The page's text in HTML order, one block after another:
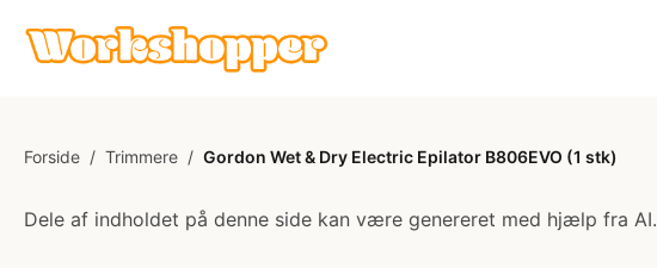
Forside / Trimmere / Gordon Wet & Dry Electric Epilator B806EVO (1 stk)
Dele af indholdet på denne side kan være genereret med hjælp fra AI.